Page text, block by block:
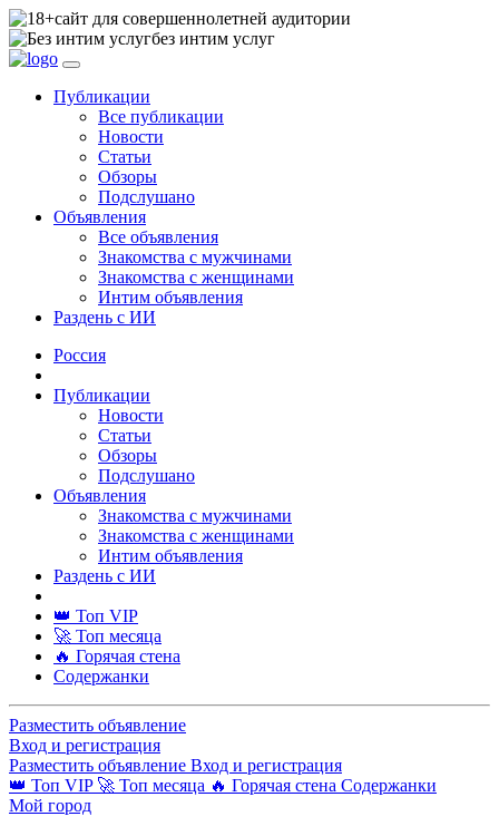
сайт для совершеннолетней аудитории
без интим услуг
Публикации
Все публикации
Новости
Статьи
Обзоры
Подслушано
Объявления
Все объявления
Знакомства с мужчинами
Знакомства с женщинами
Интим объявления
Раздень с ИИ
Россия
Публикации
Новости
Статьи
Обзоры
Подслушано
Объявления
Знакомства с мужчинами
Знакомства с женщинами
Интим объявления
Раздень с ИИ
👑 Топ VIP
🚀 Топ месяца
🔥 Горячая стена
Содержанки
Разместить объявление
Вход и регистрация
Разместить объявление Вход и регистрация
👑 Топ VIP 🚀 Топ месяца 🔥 Горячая стена Содержанки
Мой город